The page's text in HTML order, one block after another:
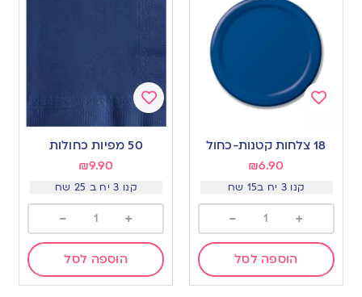
to
18 צלחות קטנות-כחול
₪6.90
קנו 3 יח ב15 שח
+
-
הוספה לסל
Add
50 מפיות כחולות
₪9.90
קנו 3 יח ב 25 שח
+
-
הוספה לסל